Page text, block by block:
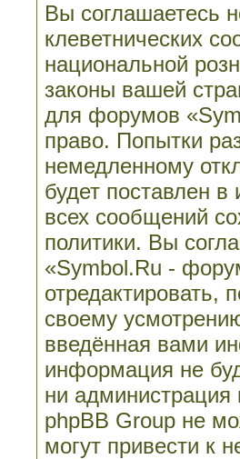
Вы соглашаетесь
клеветнических
национальной
законы вашей
для форумов
право. Попытки
немедленному
будет поставлен
всех сообщений
политики. Вы
«Symbol.Ru -
своему
введённая вами
информация не
ни
phpBB Group не
могут привести к